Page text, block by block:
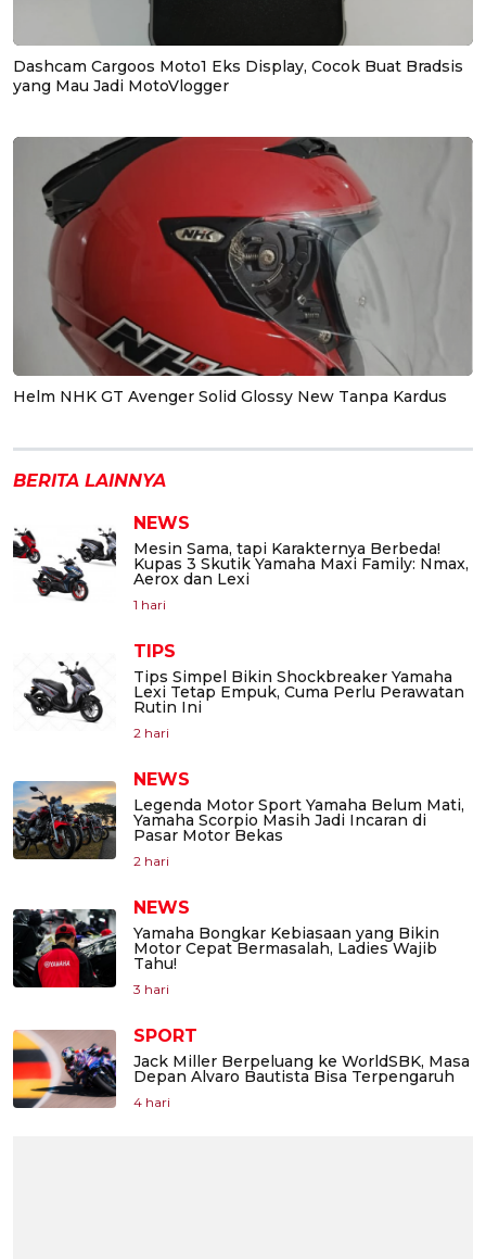
Dashcam Cargoos Moto1 Eks Display, Cocok Buat Bradsis
yang Mau Jadi MotoVlogger
Helm NHK GT Avenger Solid Glossy New Tanpa Kardus
BERITA LAINNYA
NEWS
Mesin Sama, tapi Karakternya Berbeda!
Kupas 3 Skutik Yamaha Maxi Family: Nmax,
Aerox dan Lexi
1 hari
TIPS
Tips Simpel Bikin Shockbreaker Yamaha
Lexi Tetap Empuk, Cuma Perlu Perawatan
Rutin Ini
2 hari
NEWS
Legenda Motor Sport Yamaha Belum Mati,
Yamaha Scorpio Masih Jadi Incaran di
Pasar Motor Bekas
2 hari
NEWS
Yamaha Bongkar Kebiasaan yang Bikin
Motor Cepat Bermasalah, Ladies Wajib
Tahu!
3 hari
SPORT
Jack Miller Berpeluang ke WorldSBK, Masa
Depan Alvaro Bautista Bisa Terpengaruh
4 hari